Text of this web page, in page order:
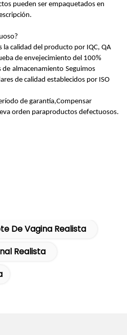
pueden ser empaquetados en
la calidad del producto por IQC, QA
de envejecimiento del 100%
de almacenamiento Seguimos
de calidad establecidos por ISO
de garantía,Compensar
orden paraproductos defectuosos.
De Vagina Realista
Realista